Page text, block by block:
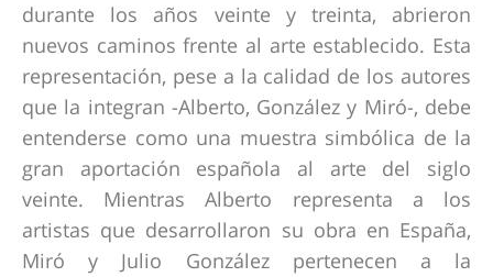
durante los años veinte y treinta, abrieron
nuevos caminos frente al arte establecido. Esta
representación, pese a la calidad de los autores
que la integran -Alberto, González y Miró-, debe
entenderse como una muestra simbólica de la
gran aportación española al arte del siglo
veinte. Mientras Alberto representa a los
artistas que desarrollaron su obra en España,
Miró y Julio González pertenecen a la